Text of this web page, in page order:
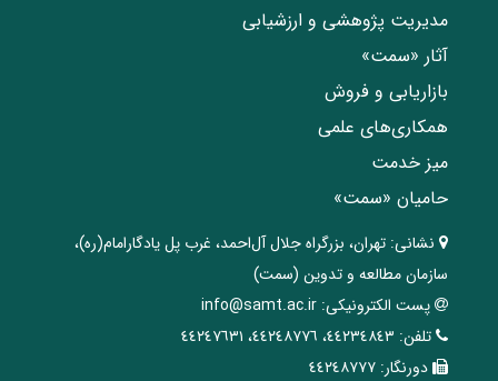
مدیریت پژوهشی و ارزشیابی
آثار «سمت»
بازاریابی و فروش
همکاری‌های علمی
میز خدمت
حامیان «سمت»
نشانی: تهران، ‌بزرگراه ‌جلال آل‌احمد، غرب پل يادگار‌امام(ره)‌،
سازمان مطالعه و تدوین‌ (سمت)
پست الکترونیکی: info@samt.ac.ir
تلفن: ٤٤٢٣٤٨٤٣، ٤٤٢٤٨٧٧٦، ٤٤٢٤٧٦٣١
دورنگار: ٤٤٢٤٨٧٧٧